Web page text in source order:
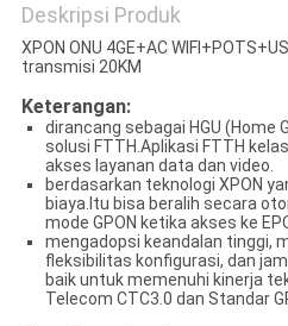
Deskripsi Produk
XPON ONU 4GE+AC
transmisi 20KM
Keterangan:
dirancang sebagai HGU (Home
solusi FTTH.Aplikasi FTTH
akses layanan data dan video.
berdasarkan teknologi XPON
biaya.Itu bisa beralih secara
mode GPON ketika akses ke
mengadopsi keandalan tinggi,
fleksibilitas konfigurasi, dan
baik untuk memenuhi kinerja
Telecom CTC3.0 dan Standar